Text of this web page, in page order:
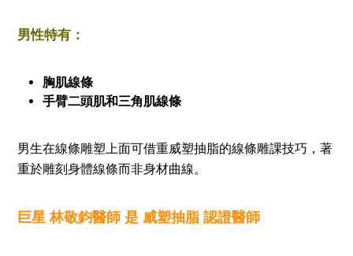
男性特有：
胸肌線條
手臂二頭肌和三角肌線條
男生在線條雕塑上面可借重威塑抽脂的線條雕課技巧，著
重於雕刻身體線條而非身材曲線。
巨星 林敬鈞醫師 是 威塑抽脂 認證醫師